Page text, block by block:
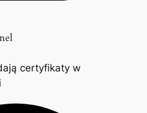
certyfikaty w